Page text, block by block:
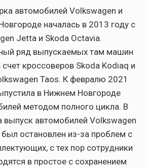
автомобилей Volkswagen и
началась в 2013 году с
Jetta и Skoda Octavia.
ряд выпускаемых там машин
кроссоверов Skoda Kodiaq и
Taos. К февралю 2021
в Нижнем Новгороде
методом полного цикла. В
выпуск автомобилей Volkswagen
остановлен из-за проблем с
с тех пор сотрудники
в простое с сохранением